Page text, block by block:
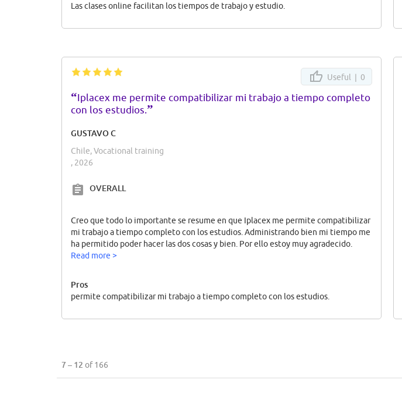
Las clases online facilitan los tiempos de trabajo y estudio.
Useful | 0
“Iplacex me permite compatibilizar mi trabajo a tiempo completo
con los estudios.”
GUSTAVO C
Chile, Vocational training
, 2026
OVERALL
Creo que todo lo importante se resume en que Iplacex me permite compatibilizar
mi trabajo a tiempo completo con los estudios. Administrando bien mi tiempo me
ha permitido poder hacer las dos cosas y bien. Por ello estoy muy agradecido.
Read more >
Pros
permite compatibilizar mi trabajo a tiempo completo con los estudios.
7 – 12 of 166